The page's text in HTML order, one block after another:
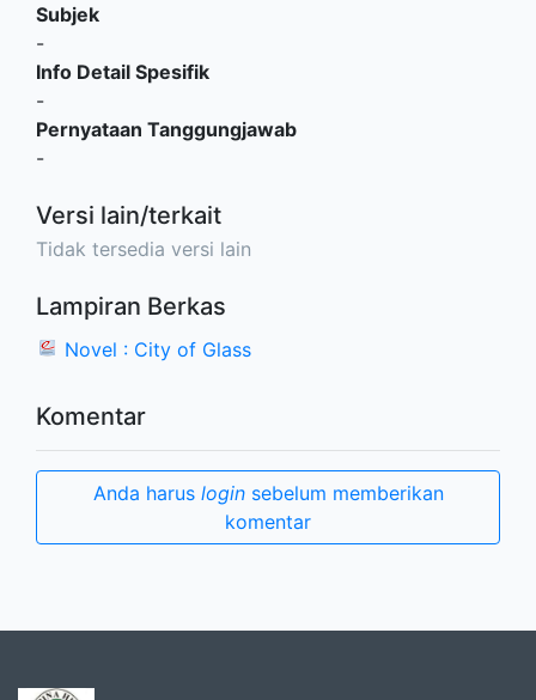
Subjek
-
Info Detail Spesifik
-
Pernyataan Tanggungjawab
-
Versi lain/terkait
Tidak tersedia versi lain
Lampiran Berkas
Novel : City of Glass
Komentar
Anda harus loginsebelum memberikan
komentar